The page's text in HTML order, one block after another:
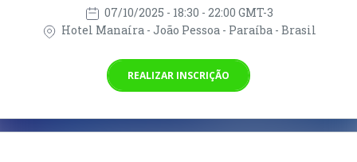
07/10/2025 - 18:30 - 22:00 GMT-3
Hotel Manaíra - João Pessoa - Paraíba - Brasil
REALIZAR INSCRIÇÃO